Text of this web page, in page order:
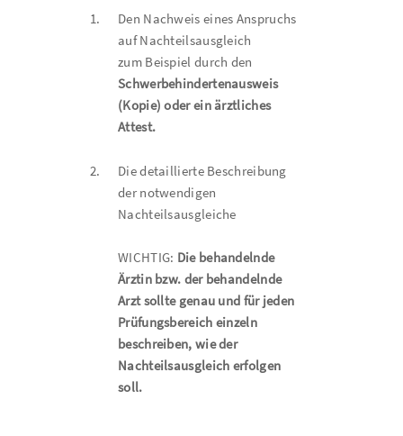
1.
Den Nachweis eines Anspruchs
auf Nachteilsausgleich
zum Beispiel durch den
Schwerbehindertenausweis
(Kopie) oder ein ärztliches
Attest.
2.
Die detaillierte Beschreibung
der notwendigen
Nachteilsausgleiche
WICHTIG: Die behandelnde
Ärztin bzw. der behandelnde
Arzt sollte genau und für jeden
Prüfungsbereich einzeln
beschreiben, wie der
Nachteilsausgleich erfolgen
soll.